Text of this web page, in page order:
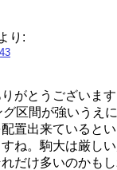
り:
がとうございます
区間が強いうえ
置出来ていると
ね。駒大は厳し
だけ多いのかもし